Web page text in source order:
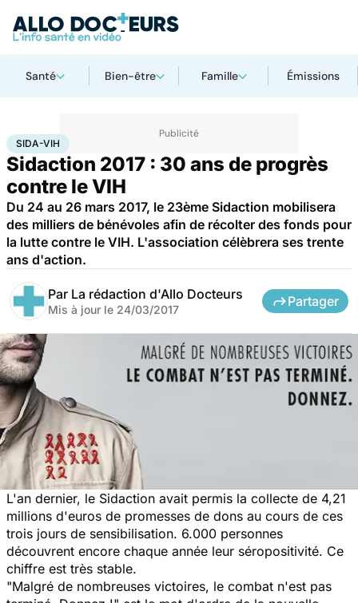
Santé Bien-être Famille Émissions
AccueilSanté
SIDA-VIH
Sidaction 2017 : 30 ans de progrès
contre le VIH
Du 24 au 26 mars 2017, le 23ème Sidaction mobilisera
des milliers de bénévoles afin de récolter des fonds pour
la lutte contre le VIH. L'association célèbrera ses trente
ans d'action.
Par La rédaction d'Allo Docteurs
Mis à jour le 24/03/2017
Partager
L'an dernier, le Sidaction avait permis la collecte de 4,21
millions d'euros de promesses de dons au cours de ces
trois jours de sensibilisation. 6.000 personnes
découvrent encore chaque année leur séropositivité. Ce
chiffre est très stable.
"Malgré de nombreuses victoires, le combat n'est pas